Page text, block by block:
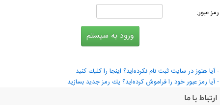
رمز عبور:
- آیا هنوز در سایت ثبت نام نكرده‌اید؟ اینجا را كلیك كنید
- آیا رمز عبور خود را فراموش كرده‌اید؟ یك رمز جدید بسازید
ارتباط با ما